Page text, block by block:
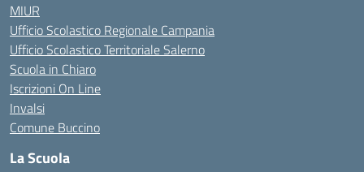
MIUR
Ufficio Scolastico Regionale Campania
Ufficio Scolastico Territoriale Salerno
Scuola in Chiaro
Iscrizioni On Line
Invalsi
Comune Buccino
La Scuola